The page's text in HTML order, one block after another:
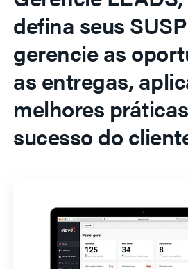
defina seus
gerencie as
as entregas,
melhores
sucesso do